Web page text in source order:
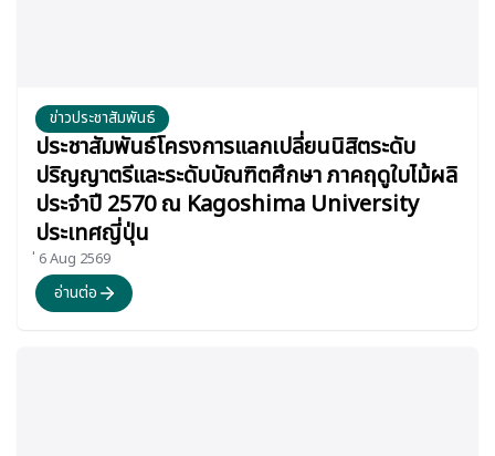
ข่าวประชาสัมพันธ์
ประชาสัมพันธ์โครงการแลกเปลี่ยนนิสิตระดับ
ปริญญาตรีและระดับบัณฑิตศึกษา ภาคฤดูใบไม้ผลิ
ประจำปี 2570 ณ Kagoshima University
ประเทศญี่ปุ่น
่ 6 Aug 2569
อ่านต่อ